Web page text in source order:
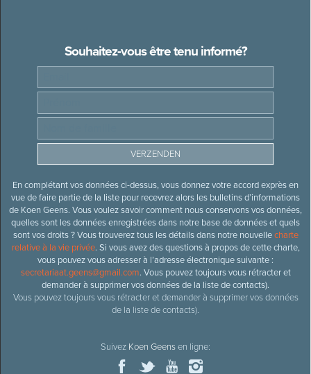
Souhaitez-vous être tenu informé?
En complétant vos données ci-dessus, vous donnez votre accord exprès en
vue de faire partie de la liste pour recevrez alors les bulletins d’informations
de Koen Geens. Vous voulez savoir comment nous conservons vos données,
quelles sont les données enregistrées dans notre base de données et quels
sont vos droits ? Vous trouverez tous les détails dans notre nouvellecharte
relative à la vie privée. Si vous avez des questions à propos de cette charte,
vous pouvez vous adresser à l’adresse électronique suivante :
secretariaat.geens@gmail.com. Vous pouvez toujours vous rétracter et
demander à supprimer vos données de la liste de contacts).
Vous pouvez toujours vous rétracter et demander à supprimer vos données
de la liste de contacts).
Suivez Koen Geensen ligne: